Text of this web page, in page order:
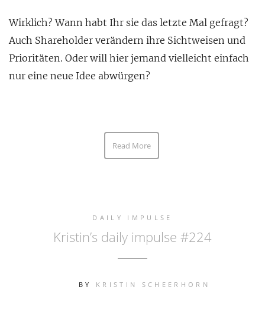
Wirklich? Wann habt Ihr sie das letzte Mal gefragt?
Auch Shareholder verändern ihre Sichtweisen und
Prioritäten. Oder will hier jemand vielleicht einfach
nur eine neue Idee abwürgen?
Read More
DAILY IMPULSE
Kristin’s daily impulse #224
BY KRISTIN SCHEERHORN